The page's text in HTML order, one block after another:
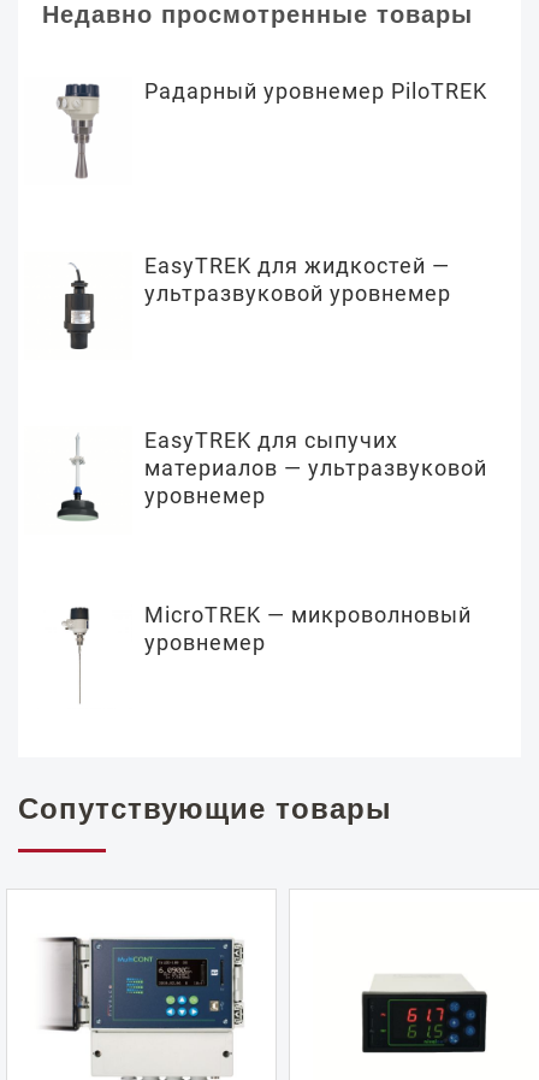
Недавно просмотренные товары
Радарный уровнемер PiloTREK
EasyTREK для жидкостей —
ультразвуковой уровнемер
EasyTREK для сыпучих
материалов — ультразвуковой
уровнемер
MicroTREK — микроволновый
уровнемер
Сопутствующие товары